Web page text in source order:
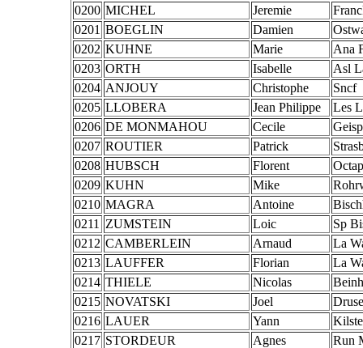
0200 MICHEL Jeremie
0201 BOEGLIN Damien
0202 KUHNE Marie
Ana
0203 ORTH Isabelle
Asl
0204 ANJOUY Christophe
Sncf
0205 LLOBERA Jean Philippe
Les
0206 DE MONMAHOU Cecile
0207 ROUTIER Patrick
0208 HUBSCH Florent
0209 KUHN Mike
0210 MAGRA Antoine
0211
ZUMSTEIN Loic
Sp
0212 CAMBERLEIN Arnaud
La
0213 LAUFFER Florian
La
0214 THIELE Nicolas
0215 NOVATSKI Joel
0216 LAUER Yann
0217 STORDEUR Agnes
Run